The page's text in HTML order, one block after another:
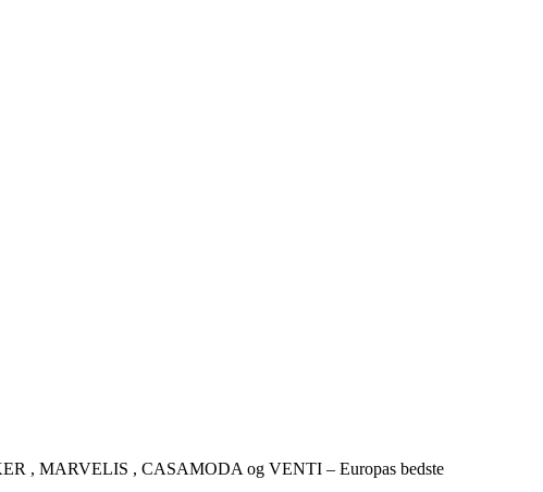
, MARVELIS , CASAMODA og VENTI – Europas bedste